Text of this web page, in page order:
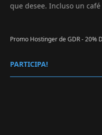
que desee. Incluso un
Promo Hostinger de GDR - 20%
PARTICIPA!